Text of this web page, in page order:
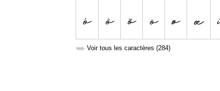
➥ Voir tous les caractères (284)